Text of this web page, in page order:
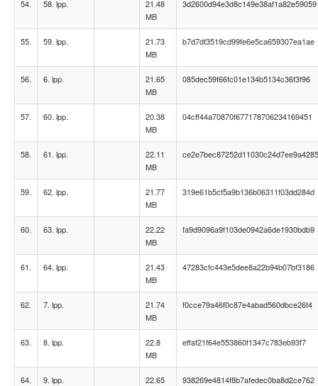
54. 58. lpp.
21.48
MB
3d2600d94e3d8c149e38af1a82e59059
55. 59. lpp.
21.73
MB
b7d7df3519cd99fe6e5ca659307ea1ae
56. 6. lpp.
21.65
MB
085dec59f66fc01e134b5134c36f3f96
57. 60. lpp.
20.38
MB
04cff44a70870f677178706234169451
58. 61. lpp.
22.11
MB
ce2e7bec87252d11030c24d7ee9a4285
59. 62. lpp.
21.77
MB
319e61b5cf5a9b136b06311f03dd284d
60. 63. lpp.
22.22
MB
fa9d9096a9f103de0942a6de1930bdb9
61. 64. lpp.
21.43
MB
47283cfc443e5dee8a22b94b07bf3186
62. 7. lpp.
21.74
MB
f0cce79a46f0c87e4abad560dbce26f4
63. 8. lpp.
22.8
MB
effaf21f64e553860f1347c783eb93f7
64. 9. lpp.
22.65
938269e4814f8b7afedec0ba8d2ce762